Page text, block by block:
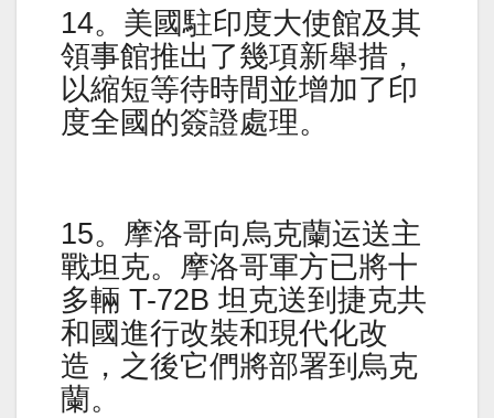
14。美國駐印度大使館及其
領事館推出了幾項新舉措，
以縮短等待時間並增加了印
度全國的簽證處理。
15。摩洛哥向烏克蘭运送主
戰坦克。摩洛哥軍方已將十
多輛 T-72B 坦克送到捷克共
和國進行改裝和現代化改
造，之後它們將部署到烏克
蘭。